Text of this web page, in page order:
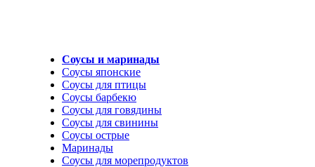
Соусы и маринады
Соусы японские
Соусы для птицы
Соусы барбекю
Соусы для говядины
Соусы для свинины
Соусы острые
Маринады
Соусы для морепродуктов